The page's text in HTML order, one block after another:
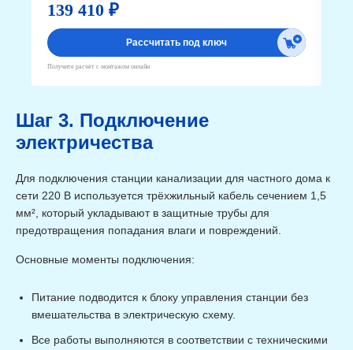
139 410 ₽
Рассчитать под ключ
Получите расчёт с монтажом онлайн
Шаг 3. Подключение
электричества
Для подключения станции канализации для частного дома к
сети 220 В используется трёхжильный кабель сечением 1,5
мм², который укладывают в защитные трубы для
предотвращения попадания влаги и повреждений.
Основные моменты подключения:
Питание подводится к блоку управления станции без
вмешательства в электрическую схему.
Все работы выполняются в соответствии с техническими